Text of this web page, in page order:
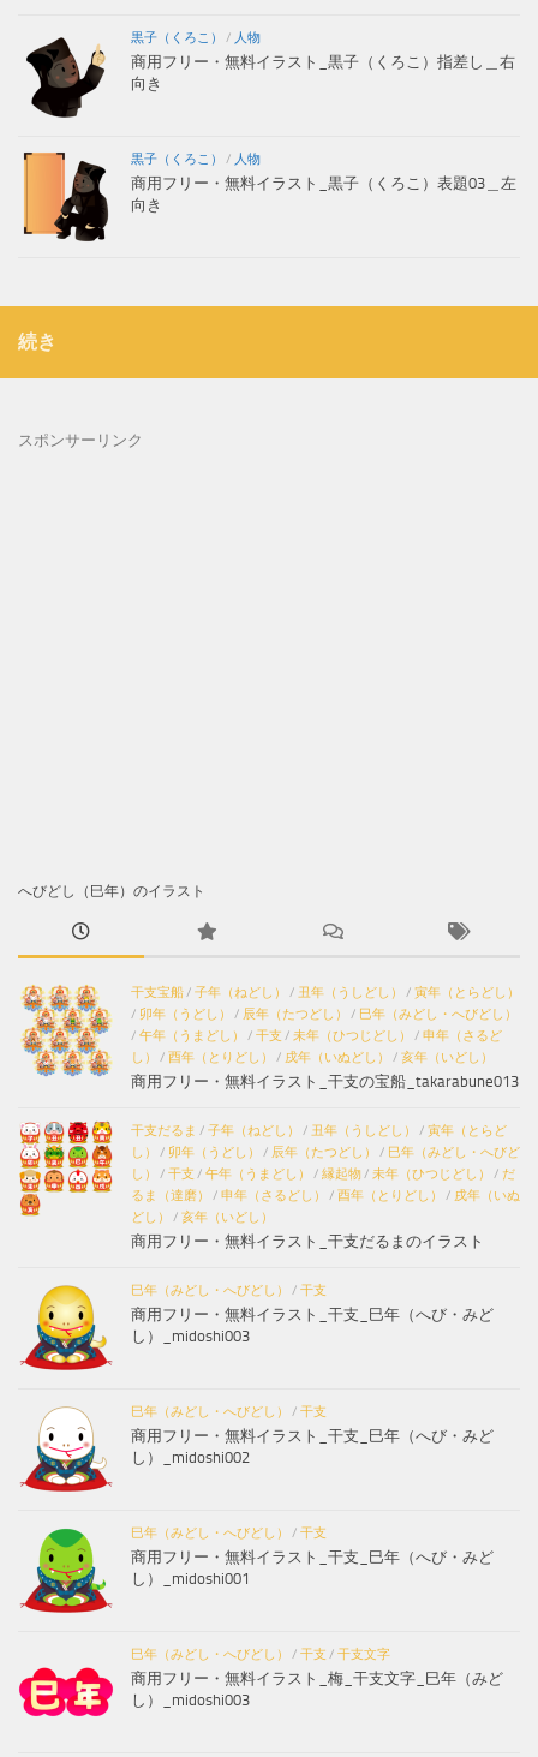
黒子（くろこ） / 人物
商用フリー・無料イラスト_黒子（くろこ）指差し＿右
向き
黒子（くろこ） / 人物
商用フリー・無料イラスト_黒子（くろこ）表題03＿左
向き
続き
スポンサーリンク
へびどし（巳年）のイラスト
干支宝船/ 子年（ねどし） / 丑年（うしどし） / 寅年（とらどし）
/ 卯年（うどし） / 辰年（たつどし） / 巳年（みどし・へびどし）
/ 午年（うまどし） / 干支 / 未年（ひつじどし） / 申年（さるど
し）
/ 酉年（とりどし） / 戌年（いぬどし） / 亥年（いどし）
商用フリー・無料イラスト_干支の宝船_takarabune013
干支だるま / 子年（ねどし） / 丑年（うしどし） / 寅年（とらど
し）
/ 卯年（うどし） / 辰年（たつどし） / 巳年（みどし・へびど
し）
/ 干支 / 午年（うまどし） / 縁起物/ 未年（ひつじどし） / だ
るま（達磨）
/ 申年（さるどし） / 酉年（とりどし） / 戌年（いぬ
どし）
/ 亥年（いどし）
商用フリー・無料イラスト_干支だるまのイラスト
巳年（みどし・へびどし） / 干支
商用フリー・無料イラスト_干支_巳年（へび・みど
し）_midoshi003
巳年（みどし・へびどし） / 干支
商用フリー・無料イラスト_干支_巳年（へび・みど
し）_midoshi002
巳年（みどし・へびどし） / 干支
商用フリー・無料イラスト_干支_巳年（へび・みど
し）_midoshi001
巳年（みどし・へびどし） / 干支 / 干支文字
商用フリー・無料イラスト_梅_干支文字_巳年（みど
し）_midoshi003